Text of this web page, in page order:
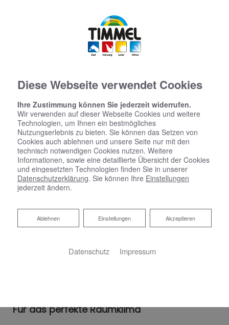
Für das perfekte Raumklima
Diese Webseite verwendet Cookies
Ihre Zustimmung können Sie jederzeit widerrufen.
Wir verwenden auf dieser Webseite Cookies und weitere
Technologien, um Ihnen ein bestmögliches
Nutzungserlebnis zu bieten. Sie können das Setzen von
Cookies auch ablehnen und unsere Seite nur mit den
technisch notwendigen Cookies nutzen. Weitere
Informationen, sowie eine detaillierte Übersicht der Cookies
und eingesetzten Technologien finden Sie in unserer
Datenschutzerklärung. Sie können Ihre Einstellungen
jederzeit ändern.
Akzeptieren
Einstellungen
Ablehnen
Ablehnen
Datenschutz Impressum